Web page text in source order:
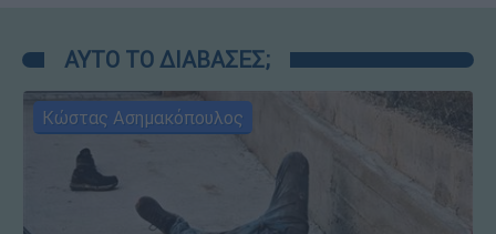
ΑΥΤΟ ΤΟ ΔΙΑΒΑΣΕΣ;
Κώστας Ασημακόπουλος